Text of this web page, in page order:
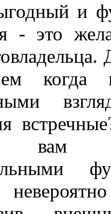
и
- это
когда
вам